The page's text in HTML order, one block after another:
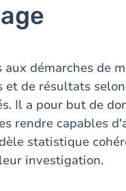
démarches de
de résultats
Il a pour but de
rendre capables
statistique
investigation.